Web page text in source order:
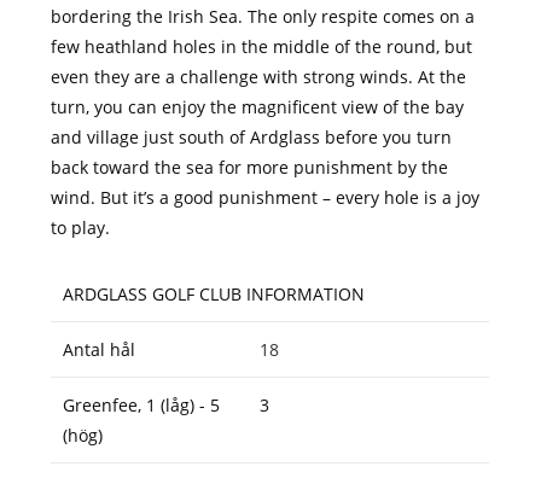
bordering the Irish Sea. The only respite comes on a
few heathland holes in the middle of the round, but
even they are a challenge with strong winds. At the
turn, you can enjoy the magnificent view of the bay
and village just south of Ardglass before you turn
back toward the sea for more punishment by the
wind. But it’s a good punishment – every hole is a joy
to play.
ARDGLASS GOLF CLUB INFORMATION
Antal hål 18
Greenfee, 1 (låg) - 5
(hög)
3